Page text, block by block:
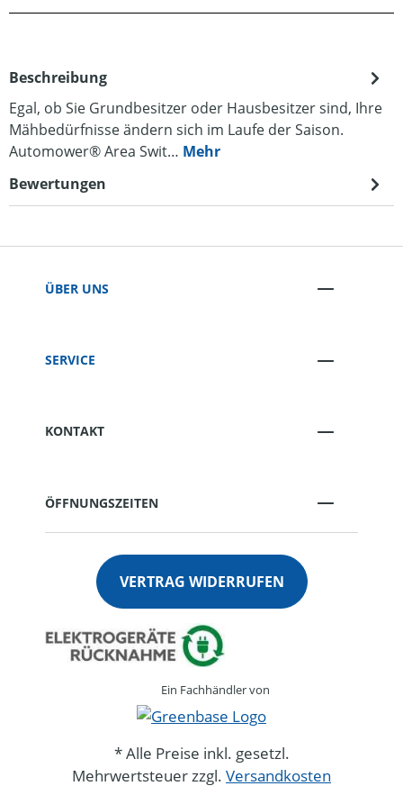
Beschreibung
Egal, ob Sie Grundbesitzer oder Hausbesitzer sind, Ihre
Mähbedürfnisse ändern sich im Laufe der Saison.
Automower® Area Swit… Mehr
Bewertungen
ÜBER UNS
SERVICE
KONTAKT
ÖFFNUNGSZEITEN
VERTRAG WIDERRUFEN
Ein Fachhändler von
* Alle Preise inkl. gesetzl.
Mehrwertsteuer zzgl. Versandkosten